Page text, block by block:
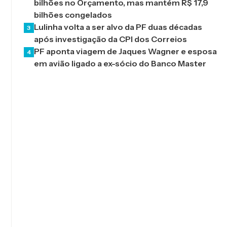
bilhões no Orçamento, mas mantém R$ 17,9
bilhões congelados
3 Lulinha volta a ser alvo da PF duas décadas
após investigação da CPI dos Correios
4 PF aponta viagem de Jaques Wagner e esposa
em avião ligado a ex-sócio do Banco Master